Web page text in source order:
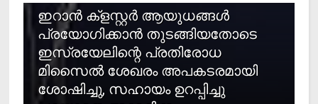
ഇറാന്‍ ക്‌ളസ്റ്റര്‍ ആയുധങ്ങള്‍
പ്രയോഗിക്കാന്‍ തുടങ്ങിയതോടെ
ഇസ്രയേലിന്റെ പ്രതിരോധ
മിസൈല്‍ ശേഖരം അപകടരമായി
ശോഷിച്ചു, സഹായം ഉറപ്പിച്ചു